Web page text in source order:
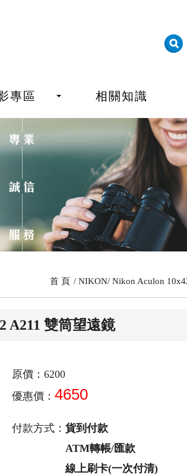
專區 相關知識
首 頁 NIKON Nikon Aculon
A211 雙筒望遠鏡
原價：6200
優惠價： 4650
付款方式： 貨到付款
ATM轉帳/匯款
線上刷卡(一次付清)